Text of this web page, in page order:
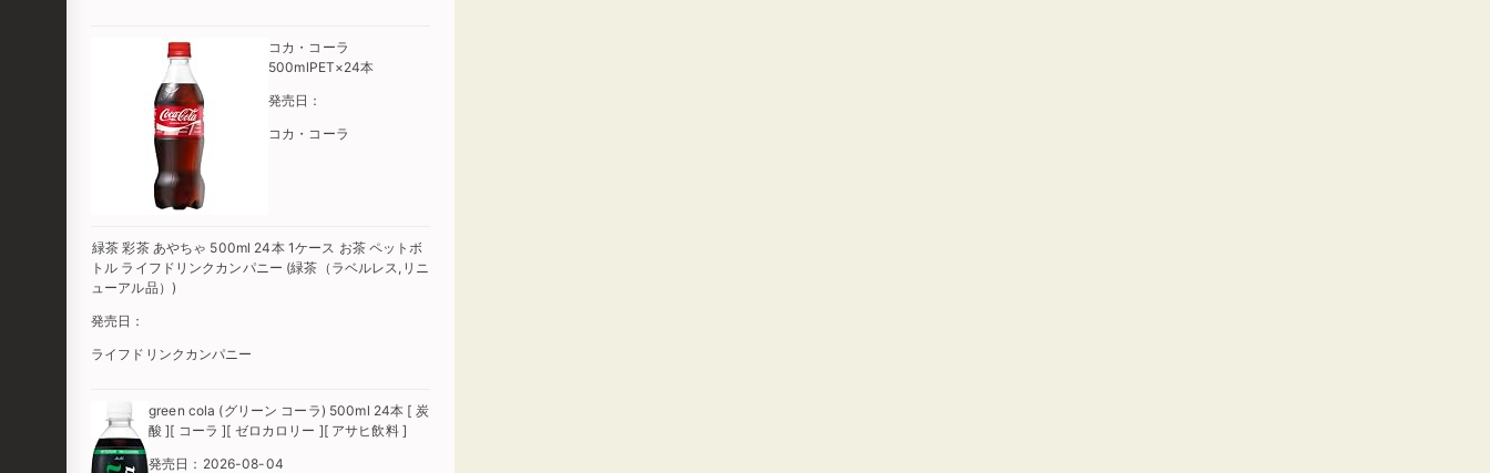
コカ・コーラ
500mlPET×24本
発売日：
コカ・コーラ
緑茶 彩茶 あやちゃ 500ml 24本 1ケース お茶 ペットボ
トル ライフドリンクカンパニー (緑茶（ラベルレス,リニ
ューアル品）)
発売日：
ライフドリンクカンパニー
green cola (グリーン コーラ) 500ml 24本 [ 炭
酸 ][ コーラ ][ ゼロカロリー ][ アサヒ飲料 ]
発売日：2026-08-04